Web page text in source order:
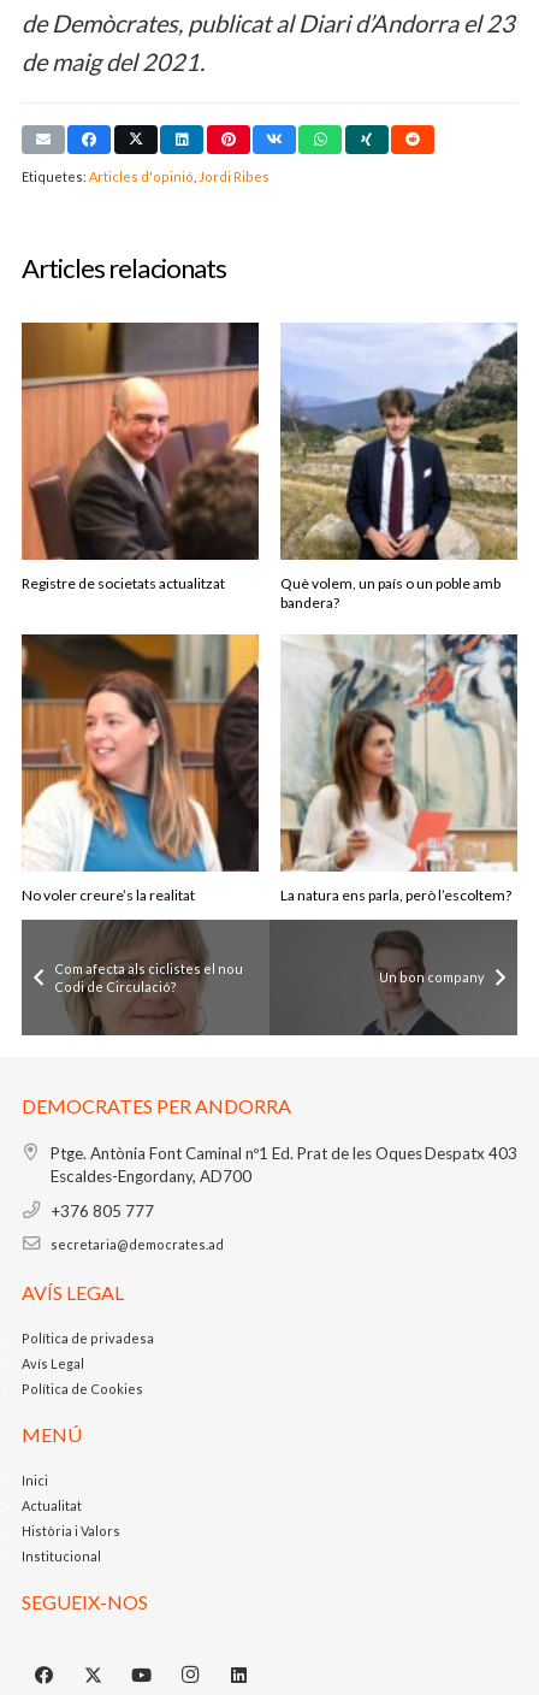
de Demòcrates, publicat al Diari d’Andorra el 23
de maig del 2021.
Etiquetes: Articles d'opinió Jordi Ribes
Articles relacionats
Registre de societats actualitzat
Què volem, un país o un poble amb
bandera?
No voler creure’s la realitat La natura ens parla, però l’escoltem?
Com afecta als ciclistes el nou
Codi de Circulació?
Un bon company
DEMOCRATES PER ANDORRA
Ptge. Antònia Font Caminal nº1 Ed. Prat de les OquesDespatx 403
Escaldes-Engordany, AD700
+376 805 777
secretaria@democrates.ad
AVÍS LEGAL
Política de privadesa
Avís Legal
Política de Cookies
MENÚ
Inici
Actualitat
Història i Valors
Institucional
SEGUEIX-NOS